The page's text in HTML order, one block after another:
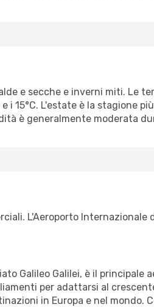
e secche e inverni miti. Le
i 15°C. L'estate è la stagione
è generalmente moderata
L'Aeroporto Internazionale
Galileo Galilei, è il principale
per adattarsi al
in Europa e nel mondo.